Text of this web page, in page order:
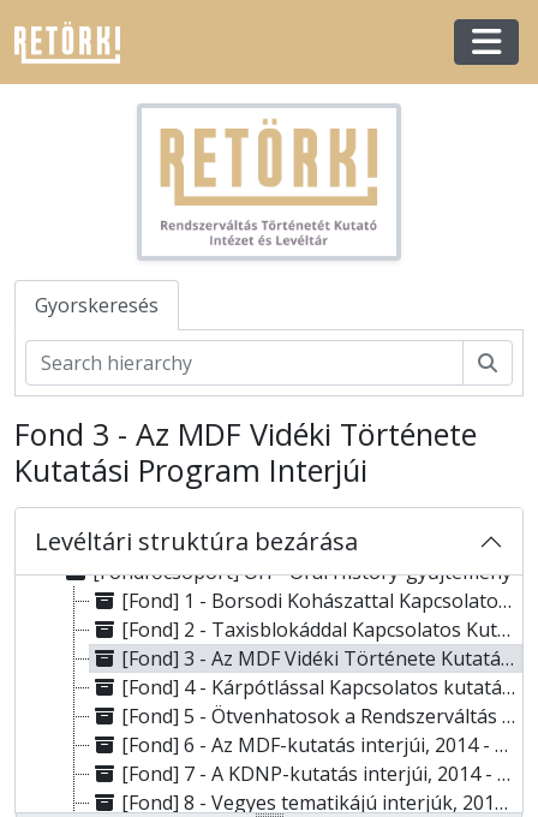
Skip to main content
Gyorskeresés
Fond 3 - Az MDF Vidéki Története
Kutatási Program Interjúi
Levéltári struktúra bezárása
[Levéltár] Rendszerváltás Történetét Kutató Intézet és Levéltár
[Fondfőcsoport] X - Pártok, egyesületek
[Fondfőcsoport] XIV - Személyek
[Fondfőcsoport] XV - Gyűjtemények
[Fondfőcsoport] OH - Oral History-gyűjtemény
[Fond] 1 - Borsodi Kohászattal Kapcsolatos Kutatási Program Interjúi, 2015 - 2016
[Fond] 2 - Taxisblokáddal Kapcsolatos Kutatási Program Interjúi, 2015 - 2016
[Fond] 3 - Az MDF Vidéki Története Kutatási Program Interjúi, 2016 - 2018
[Fond] 4 - Kárpótlással Kapcsolatos kutatási program Interjúi, 2014 - 2015
[Fond] 5 - Ötvenhatosok a Rendszerváltás éveiről, 2014
[Fond] 6 - Az MDF-kutatás interjúi, 2014 - 2015
[Fond] 7 - A KDNP-kutatás interjúi, 2014 - 2015
[Fond] 8 - Vegyes tematikájú interjúk, 2013 - 2019